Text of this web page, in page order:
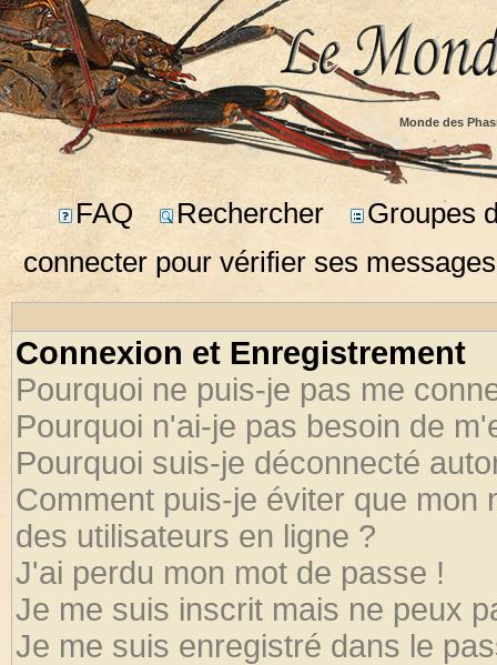
Monde des
FAQ Rechercher
Groupes
connecter pour vérifier ses
Connexion et Enregistrement
Pourquoi ne puis-je pas me
Pourquoi n'ai-je pas besoin de
Pourquoi suis-je déconnecté
Comment puis-je éviter que mon
des utilisateurs en ligne ?
J'ai perdu mon mot de passe !
Je me suis inscrit mais ne peux
Je me suis enregistré dans le